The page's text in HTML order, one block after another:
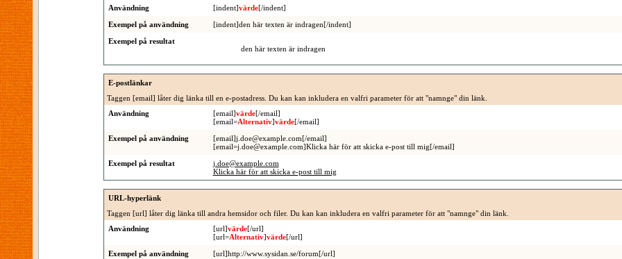
Användning
[indent]värde[/indent]
Exempel på användning
[indent]den här texten är indragen[/indent]
Exempel på resultat
den här texten är indragen
E-postlänkar
Taggen [email] låter dig länka till en e-postadress. Du kan kan inkludera en valfri parameter för att "namnge" din länk.
Användning
[email]värde[/email]
[email=Alternativ]värde[/email]
Exempel på användning
[email]j.doe@example.com[/email]
[email=j.doe@example.com]Klicka här för att skicka e-post till mig[/email]
Exempel på resultat
j.doe@example.com
Klicka här för att skicka e-post till mig
URL-hyperlänk
Taggen [url] låter dig länka till andra hemsidor och filer. Du kan kan inkludera en valfri parameter för att "namnge" din länk.
Användning
[url]värde[/url]
[url=Alternativ]värde[/url]
Exempel på användning
[url]http://www.sysidan.se/forum[/url]